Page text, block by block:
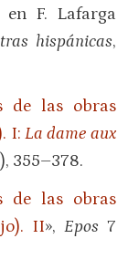
en F. Lafarga
hispánicas,
de las obras
I:La dame aux
355–378.
de las obras
II», Epos 7